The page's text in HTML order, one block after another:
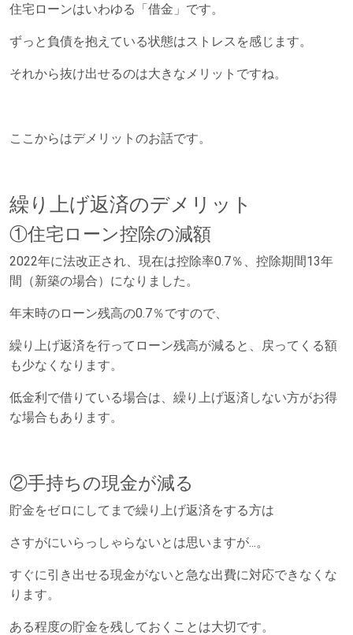
住宅ローンはいわゆる「借金」です。
ずっと負債を抱えている状態はストレスを感じます。
それから抜け出せるのは大きなメリットですね。
ここからはデメリットのお話です。
繰り上げ返済のデメリット
①住宅ローン控除の減額
2022年に法改正され、現在は控除率0.7％、控除期間13年
間（新築の場合）になりました。
年末時のローン残高の0.7％ですので、
繰り上げ返済を行ってローン残高が減ると、戻ってくる額
も少なくなります。
低金利で借りている場合は、繰り上げ返済しない方がお得
な場合もあります。
②手持ちの現金が減る
貯金をゼロにしてまで繰り上げ返済をする方は
さすがにいらっしゃらないとは思いますが...。
すぐに引き出せる現金がないと急な出費に対応できなくな
ります。
ある程度の貯金を残しておくことは大切です。